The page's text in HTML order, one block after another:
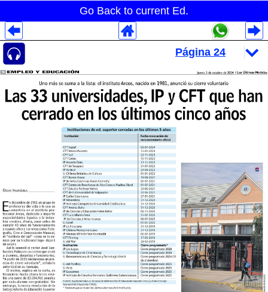
Go Back to current Ed.
Despliegues Analytics
Despliegues Totales
Despliegues por Rubros